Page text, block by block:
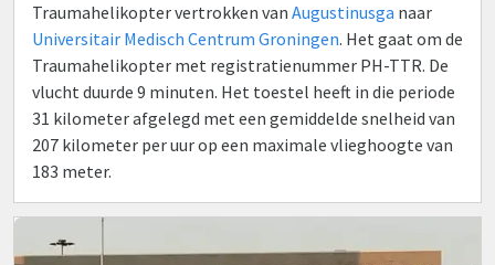
Traumahelikopter vertrokken van Augustinusga naar
Universitair Medisch Centrum Groningen. Het gaat om de
Traumahelikopter met registratienummer PH-TTR. De
vlucht duurde 9 minuten. Het toestel heeft in die periode
31 kilometer afgelegd met een gemiddelde snelheid van
207 kilometer per uur op een maximale vlieghoogte van
183 meter.